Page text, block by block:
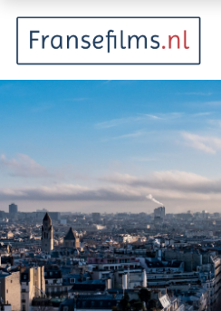
Animatie
Documentaire
Drama
Fantasy
Horror